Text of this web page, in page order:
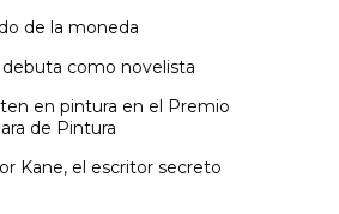
de la moneda
como novelista
en pintura en el Premio
de Pintura
Kane, el escritor secreto